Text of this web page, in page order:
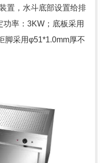
置，水斗底部设置给排
率：3KW；底板采用
脚采用φ51*1.0mm厚不